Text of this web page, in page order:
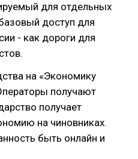
для отдельных
доступ для
- как дороги для
на «Экономику
получают
получает
на чиновниках.
быть онлайн и